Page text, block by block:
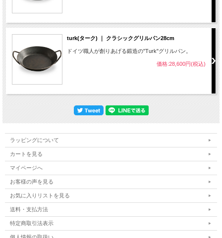
turk(ターク) ｜ クラシックグリルパン28cm
ドイツ職人が創りあげる鍛造の"Turk"グリルパン。
価格:28,600円(税込)
ラッピングについて
カートを見る
マイページへ
お客様の声を見る
お気に入りリストを見る
送料・支払方法
特定商取引法表示